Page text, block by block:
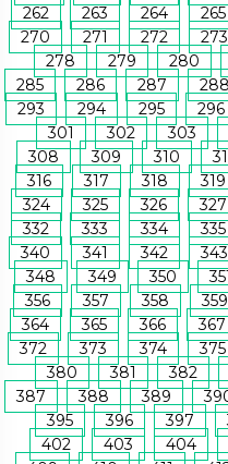
262
263 264 265
270
271 272 273
278
279 280
285
286 287 288
293
294 295 296
301
302 303
308
309 310
316
317 318 319
324
325 326 327
332
333 334 335
340
341 342 343
348
349 350
356
357 358 359
364
365 366 367
372
373 374 375
380
381 382
387
388 389
395
396 397
402
403 404